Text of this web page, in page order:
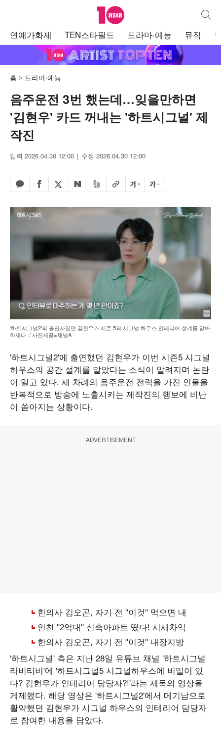
텐아시아 통합
연예가화제 TEN스타필드 드라마·예능 뮤직
홈 드라마·예능
음주운전 3번 했는데…잊을만하면
'김현우' 카드 꺼내는 '하트시그널' 제
작진
입력 2026.04.30 12:00 수정 2026.04.30 12:00
카카오톡 공유하기
페이스북 공유하기
엑스 공유하기
네이버 공유하기
밴드 공유하기
URL복사글자 크게글자 작게
'하트시그널2'의 출연자였던 김현우가 시즌 5의 시그널 하우스 인테리어 설계를 맡아
화제다. / 사진제공=채널A
'하트시그널2'에 출연했던 김현우가 이번 시즌5 시그널
하우스의 공간 설계를 맡았다는 소식이 알려지며 논란
이 일고 있다. 세 차례의 음주운전 전력을 가진 인물을
반복적으로 방송에 노출시키는 제작진의 행보에 비난
이 쏟아지는 상황이다.
ADVERTISEMENT
'하트시그널' 측은 지난 28일 유튜브 채널 '하트시그널
라비티비'에 '하트시그널5 시그널하우스에 비밀이 있
다? 김현우가 인테리어 담당자?!'라는 제목의 영상을
게제했다. 해당 영상은 '하트시그널2'에서 메기남으로
활약했던 김현우가 시그널 하우스의 인테리어 담당자
로 참여한 내용을 담았다.